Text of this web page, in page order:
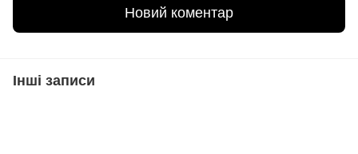
Новий коментар
Інші записи